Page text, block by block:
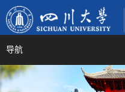
导航